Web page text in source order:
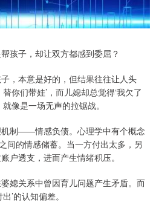
孩子，却让双方都感到委屈？
，本意是好的，但结果往往让人头
你们带娃’，而儿媳却总觉得‘我欠了
像是一场无声的拉锯战。
制——情感负债。心理学中有个概念
间的情感储蓄。当一方付出太多，另
户透支，进而产生情绪积压。
媳关系中曾因育儿问题产生矛盾。而
’的认知偏差。